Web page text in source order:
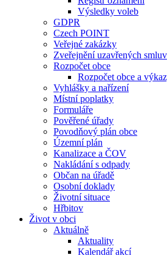
Výsledky voleb
GDPR
Czech POINT
Veřejné zakázky
Zveřejnění uzavřených smluv
Rozpočet obce
Rozpočet obce a
Vyhlášky a nařízení
Místní poplatky
Formuláře
Pověřené úřady
Povodňový plán obce
Územní plán
Kanalizace a ČOV
Nakládání s odpady
Občan na úřadě
Osobní doklady
Životní situace
Hřbitov
Život v obci
Aktuálně
Aktuality
Kalendář akcí